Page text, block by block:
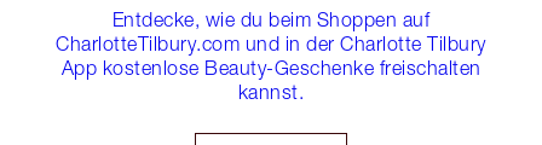
Entdecke, wie du beim Shoppen auf
CharlotteTilbury.com und in der Charlotte Tilbury
App kostenlose Beauty-Geschenke freischalten
kannst.